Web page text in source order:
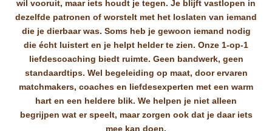
wil vooruit, maar iets houdt je tegen. Je blijft vastlopen in
dezelfde patronen of worstelt met het loslaten van iemand
die je dierbaar was. Soms heb je gewoon iemand nodig
die écht luistert en je helpt helder te zien. Onze 1-op-1
liefdescoaching biedt ruimte. Geen bandwerk, geen
standaardtips. Wel begeleiding op maat, door ervaren
matchmakers, coaches en liefdesexperten met een warm
hart en een heldere blik. We helpen je niet alleen
begrijpen wat er speelt, maar zorgen ook dat je daar iets
mee kan doen.